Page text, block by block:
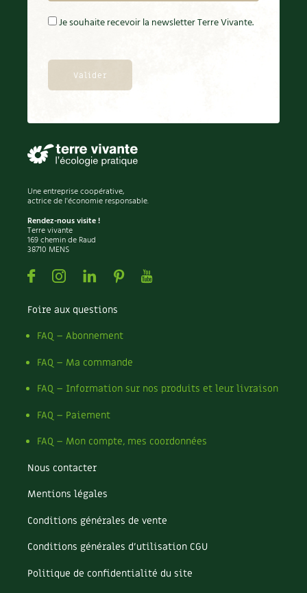
Je souhaite recevoir la newsletter Terre Vivante.
Une entreprise coopérative,
actrice de l'économie responsable.
Rendez-nous visite !
Terre vivante
169 chemin de Raud
38710 MENS
FacebookInstagramLinkedin
PinterestYoutube
Foire aux questions
FAQ – Abonnement
FAQ – Ma commande
FAQ – Information sur nos produits et leur livraison
FAQ – Paiement
FAQ – Mon compte, mes coordonnées
Nous contacter
Mentions légales
Conditions générales de vente
Conditions générales d’utilisation CGU
Politique de confidentialité du site